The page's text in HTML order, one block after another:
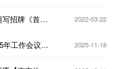
招牌《首厚
2022-03-22
年工作会议在
2025-11-18